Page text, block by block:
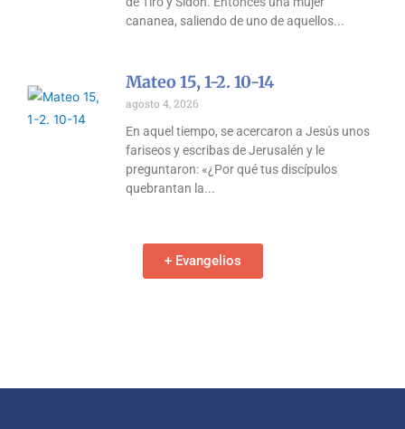
cananea, saliendo de uno de aquellos
Mateo 15, 1-2. 10-14
agosto 4, 2026
En aquel tiempo, se acercaron a Jesús unos
fariseos y escribas de Jerusalén y le
preguntaron: «¿Por qué tus discípulos
quebrantan la
+ Evangelios